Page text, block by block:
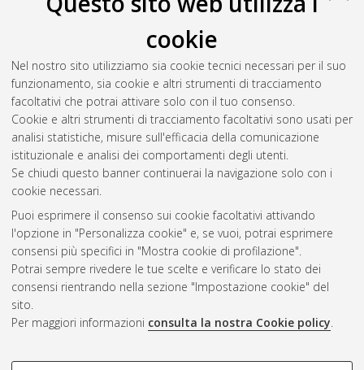
cookie
Nel nostro sito utilizziamo sia cookie tecnici necessari per il suo
funzionamento, sia cookie e altri strumenti di tracciamento
facoltativi che potrai attivare solo con il tuo consenso.
Cookie e altri strumenti di tracciamento facoltativi sono usati per
analisi statistiche, misure sull'efficacia della comunicazione
istituzionale e analisi dei comportamenti degli utenti.
Se chiudi questo banner continuerai la navigazione solo con i
cookie necessari.
Puoi esprimere il consenso sui cookie facoltativi attivando
l'opzione in "Personalizza cookie" e, se vuoi, potrai esprimere
consensi più specifici in "Mostra cookie di profilazione".
Potrai sempre rivedere le tue scelte e verificare lo stato dei
consensi rientrando nella sezione "Impostazione cookie" del
sito.
Per maggiori informazioni consulta la nostra Cookie policy.
Salva citazione
Condividi
Il full-text non è disponibile per scelta dell'autore. (
Abstract
Altri metadati
Gestione del documento:
Atom
Rss 1.0
Rss 2.0
AMS Laurea
Impostazioni Cookie